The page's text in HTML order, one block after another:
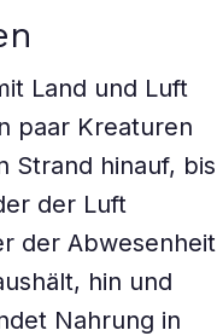
Land und Luft
paar Kreaturen
Strand hinauf, bis
der Luft
der Abwesenheit
hin und
Nahrung in